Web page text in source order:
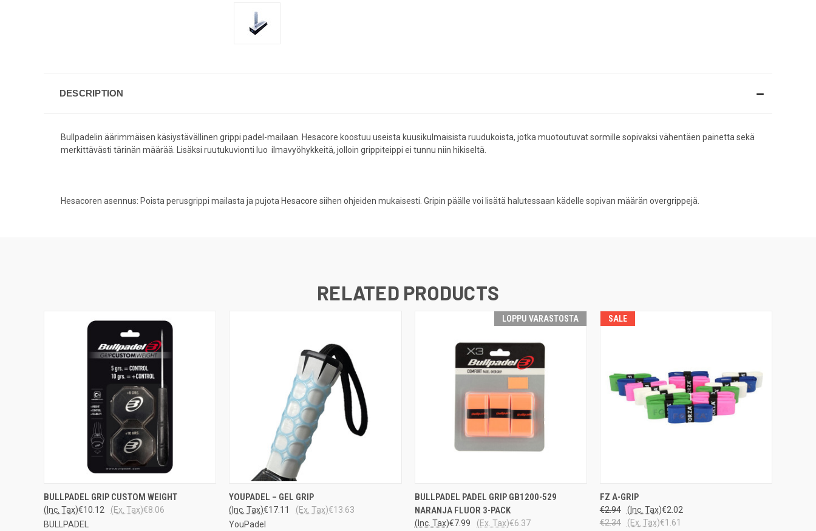
DESCRIPTION
Bullpadelin äärimmäisen käsiystävällinen grippi padel-mailaan. Hesacore koostuu useista kuusikulmaisista ruudukoista, jotka muotoutuvat sormille sopivaksi vähentäen painetta sekä
merkittävästi tärinän määrää. Lisäksi ruutukuvionti luo ilmavyöhykkeitä, jolloin grippiteippi ei tunnu niin hikiseltä.
Hesacoren asennus: Poista perusgrippi mailasta ja pujota Hesacore siihen ohjeiden mukaisesti. Gripin päälle voi lisätä halutessaan kädelle sopivan määrän overgrippejä.
RELATED PRODUCTS
QUICK VIEW ADD TO CART
BULLPADEL GRIP CUSTOM WEIGHT
€10.12
(Inc. Tax) €8.06
(Ex. Tax)
BULLPADEL
QUICK VIEW
YOUPADEL – GEL GRIP
€17.11
(Inc. Tax) €13.63
(Ex. Tax)
YouPadel
LOPPU VARASTOSTA
QUICK VIEW
LOPPU
VARASTOSTA
BULLPADEL PADEL GRIP GB1200-529
NARANJA FLUOR 3-PACK
€7.99
(Inc. Tax) €6.37
(Ex. Tax)
SALE
QUICK VIEW
FZ A-GRIP
€2.94 €2.02
(Inc. Tax)
€2.34
€1.61
(Ex. Tax)